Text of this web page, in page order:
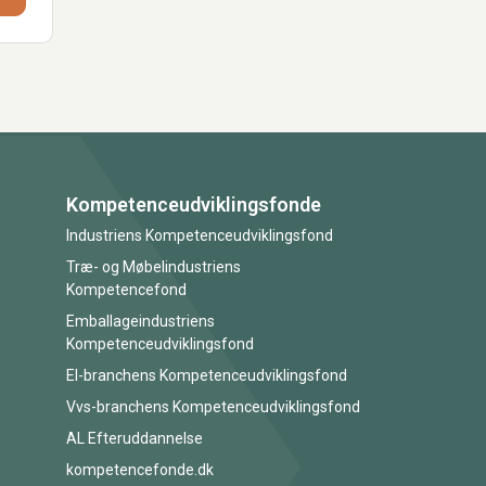
Kompetenceudviklingsfonde
Industriens Kompetenceudviklingsfond
Træ- og Møbelindustriens
Kompetencefond
Emballageindustriens
Kompetenceudviklingsfond
El-branchens Kompetenceudviklingsfond
Vvs-branchens Kompetenceudviklingsfond
AL Efteruddannelse
kompetencefonde.dk